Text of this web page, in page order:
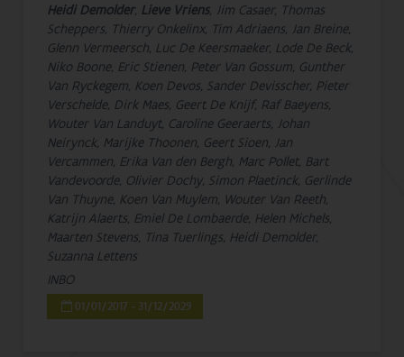
Heidi Demolder, Lieve Vriens, Jim Casaer, Thomas
Scheppers, Thierry Onkelinx, Tim Adriaens, Jan Breine,
Glenn Vermeersch, Luc De Keersmaeker, Lode De Beck,
Niko Boone, Eric Stienen, Peter Van Gossum, Gunther
Van Ryckegem, Koen Devos, Sander Devisscher, Pieter
Verschelde, Dirk Maes, Geert De Knijf, Raf Baeyens,
Wouter Van Landuyt, Caroline Geeraerts, Johan
Neirynck, Marijke Thoonen, Geert Sioen, Jan
Vercammen, Erika Van den Bergh, Marc Pollet, Bart
Vandevoorde, Olivier Dochy, Simon Plaetinck, Gerlinde
Van Thuyne, Koen Van Muylem, Wouter Van Reeth,
Katrijn Alaerts, Emiel De Lombaerde, Helen Michels,
Maarten Stevens, Tina Tuerlings, Heidi Demolder,
Suzanna Lettens
INBO
01/01/2017 - 31/12/2029